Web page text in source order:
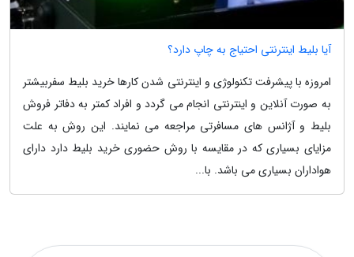
آیا بلیط اینترنتی احتیاج به چاپ دارد؟
امروزه با پیشرفت تکنولوژی و اینترنتی شدن کارها خرید بلیط سفربیشتر
به صورت آنلاین و اینترنتی انجام می گردد و افراد کمتر به دفاتر فروش
بلیط و آژانس های مسافرتی مراجعه می نمایند. این روش به علت
مزایای بسیاری که در مقایسه با روش حضوری خرید بلیط دارد دارای
هواداران بسیاری می باشد. با...